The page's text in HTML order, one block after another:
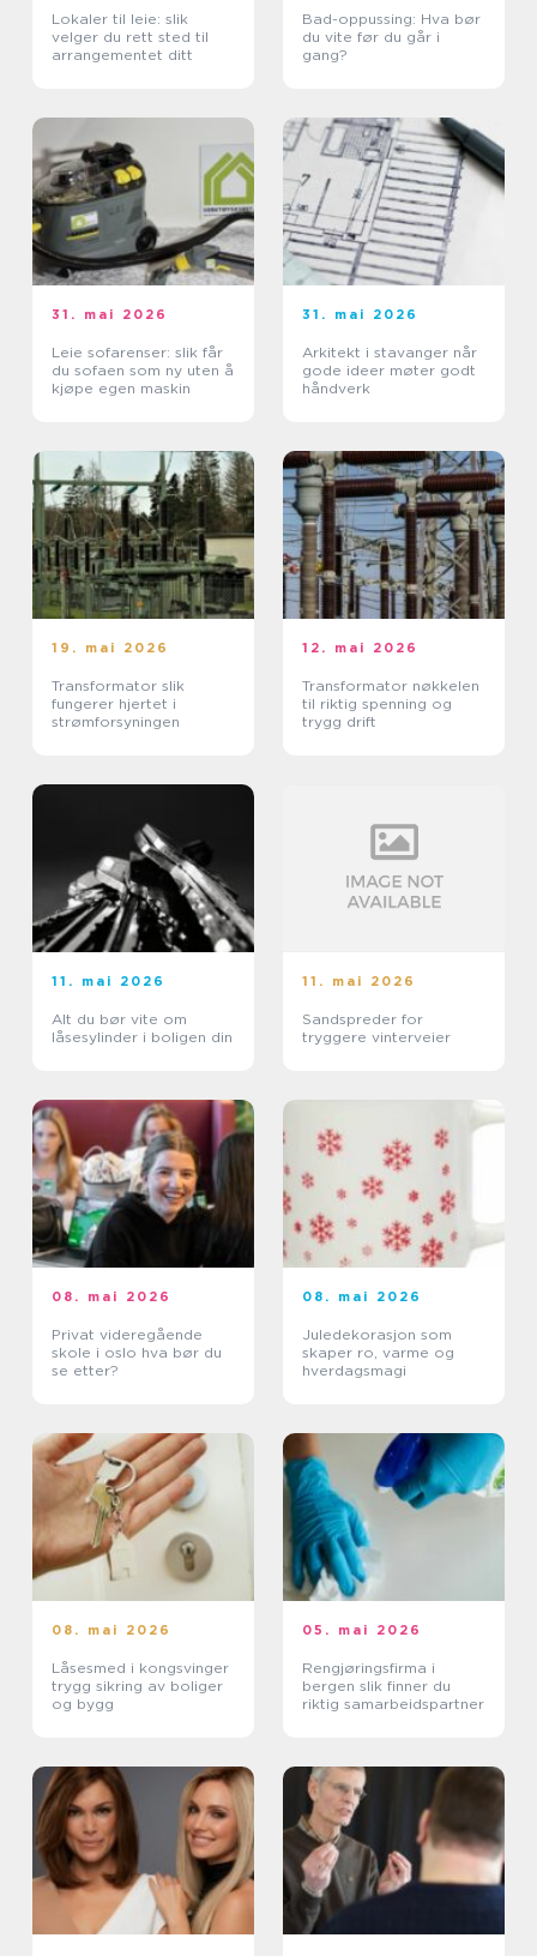
Lokaler til leie: slik
velger du rett sted til
arrangementet ditt
Bad-oppussing: Hva bør
du vite før du går i
gang?
31. mai 2026
Leie sofarenser: slik får
du sofaen som ny uten å
kjøpe egen maskin
31. mai 2026
Arkitekt i stavanger når
gode ideer møter godt
håndverk
19. mai 2026
Transformator slik
fungerer hjertet i
strømforsyningen
12. mai 2026
Transformator nøkkelen
til riktig spenning og
trygg drift
11. mai 2026
Alt du bør vite om
låsesylinder i boligen din
11. mai 2026
Sandspreder for
tryggere vinterveier
08. mai 2026
Privat videregående
skole i oslo hva bør du
se etter?
08. mai 2026
Juledekorasjon som
skaper ro, varme og
hverdagsmagi
08. mai 2026
Låsesmed i kongsvinger
trygg sikring av boliger
og bygg
05. mai 2026
Rengjøringsfirma i
bergen slik finner du
riktig samarbeidspartner